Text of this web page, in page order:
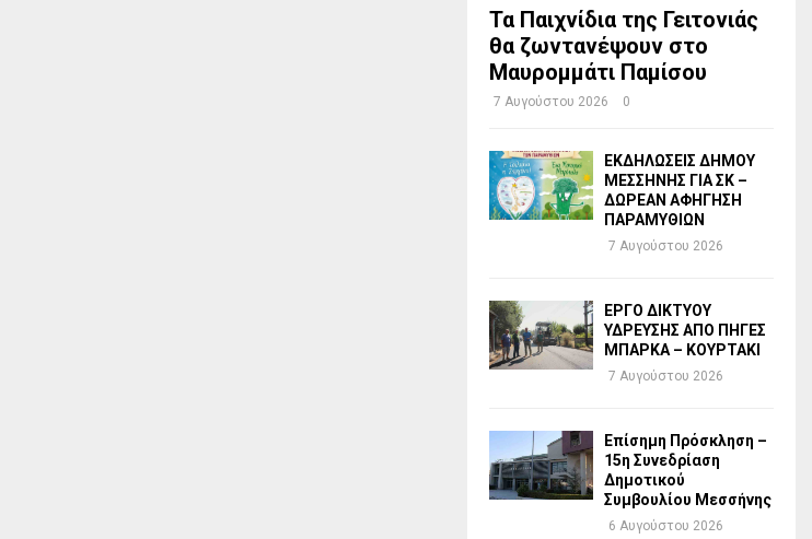
Τα Παιχνίδια της Γειτονιάς
θα ζωντανέψουν στο
Μαυρομμάτι Παμίσου
7 Αυγούστου 2026 0
ΕΚΔΗΛΩΣΕΙΣ ΔΗΜΟΥ
ΜΕΣΣΗΝΗΣ ΓΙΑ ΣΚ –
ΔΩΡΕΑΝ ΑΦΗΓΗΣΗ
ΠΑΡΑΜΥΘΙΩΝ
7 Αυγούστου 2026
ΕΡΓΟ ΔΙΚΤΥΟΥ
ΥΔΡΕΥΣΗΣ ΑΠΟ ΠΗΓΕΣ
ΜΠΑΡΚΑ – ΚΟΥΡΤΑΚΙ
7 Αυγούστου 2026
Επίσημη Πρόσκληση –
15η Συνεδρίαση
Δημοτικού
Συμβουλίου Μεσσήνης
6 Αυγούστου 2026